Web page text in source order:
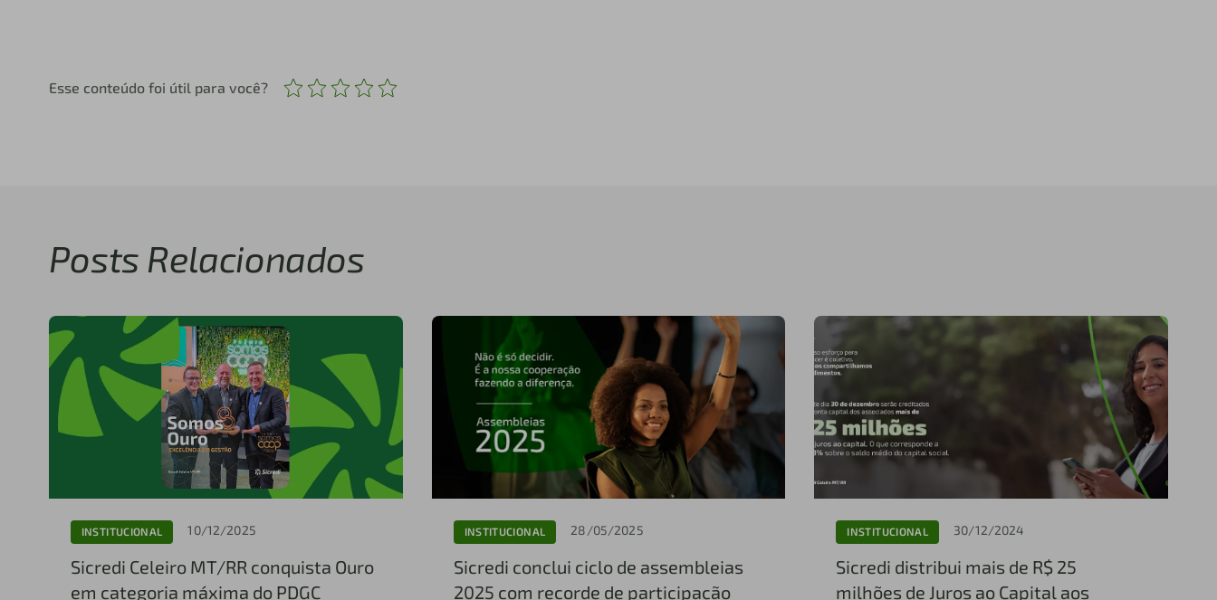
Esse conteúdo foi útil para você?
Posts Relacionados
INSTITUCIONAL 10/12/2025
Sicredi Celeiro MT/RR conquista Ouro
em categoria máxima do PDGC
INSTITUCIONAL 28/05/2025
Sicredi conclui ciclo de assembleias
2025 com recorde de participação
INSTITUCIONAL 30/12/2024
Sicredi distribui mais de R$ 25
milhões de Juros ao Capital aos